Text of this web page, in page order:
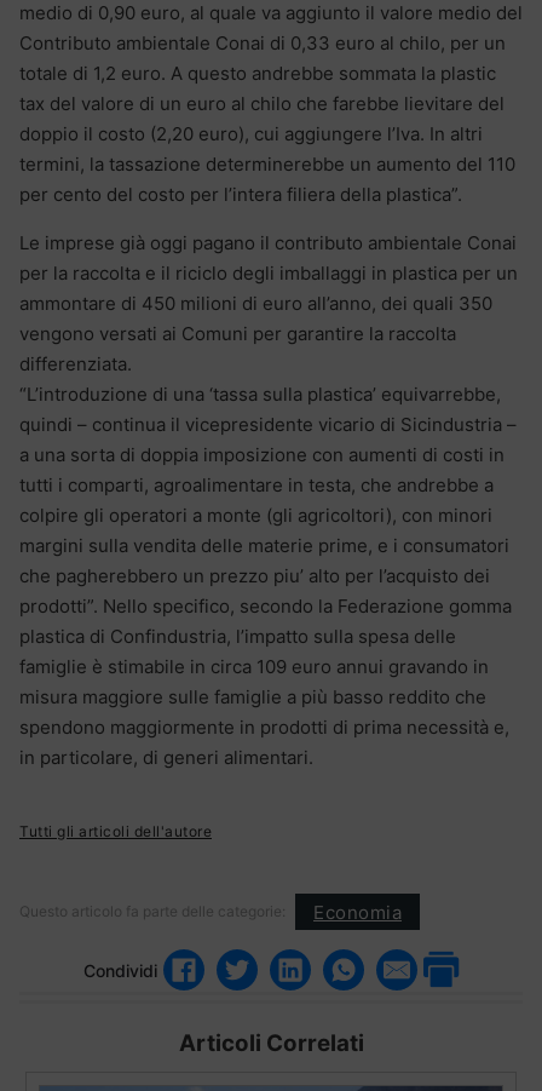
medio di 0,90 euro, al quale va aggiunto il valore medio del
Contributo ambientale Conai di 0,33 euro al chilo, per un
totale di 1,2 euro. A questo andrebbe sommata la plastic
tax del valore di un euro al chilo che farebbe lievitare del
doppio il costo (2,20 euro), cui aggiungere l’Iva. In altri
termini, la tassazione determinerebbe un aumento del 110
per cento del costo per l’intera filiera della plastica”.
Le imprese già oggi pagano il contributo ambientale Conai
per la raccolta e il riciclo degli imballaggi in plastica per un
ammontare di 450 milioni di euro all’anno, dei quali 350
vengono versati ai Comuni per garantire la raccolta
differenziata.
“L’introduzione di una ‘tassa sulla plastica’ equivarrebbe,
quindi – continua il vicepresidente vicario di Sicindustria –
a una sorta di doppia imposizione con aumenti di costi in
tutti i comparti, agroalimentare in testa, che andrebbe a
colpire gli operatori a monte (gli agricoltori), con minori
margini sulla vendita delle materie prime, e i consumatori
che pagherebbero un prezzo piu’ alto per l’acquisto dei
prodotti”. Nello specifico, secondo la Federazione gomma
plastica di Confindustria, l’impatto sulla spesa delle
famiglie è stimabile in circa 109 euro annui gravando in
misura maggiore sulle famiglie a più basso reddito che
spendono maggiormente in prodotti di prima necessità e,
in particolare, di generi alimentari.
Tutti gli articoli dell'autore
Questo articolo fa parte delle categorie: Economia
Condividi
Articoli Correlati